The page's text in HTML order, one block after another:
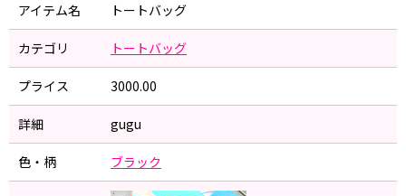
アイテム名 トートバッグ
カテゴリ トートバッグ
プライス 3000.00
詳細 gugu
色・柄 ブラック